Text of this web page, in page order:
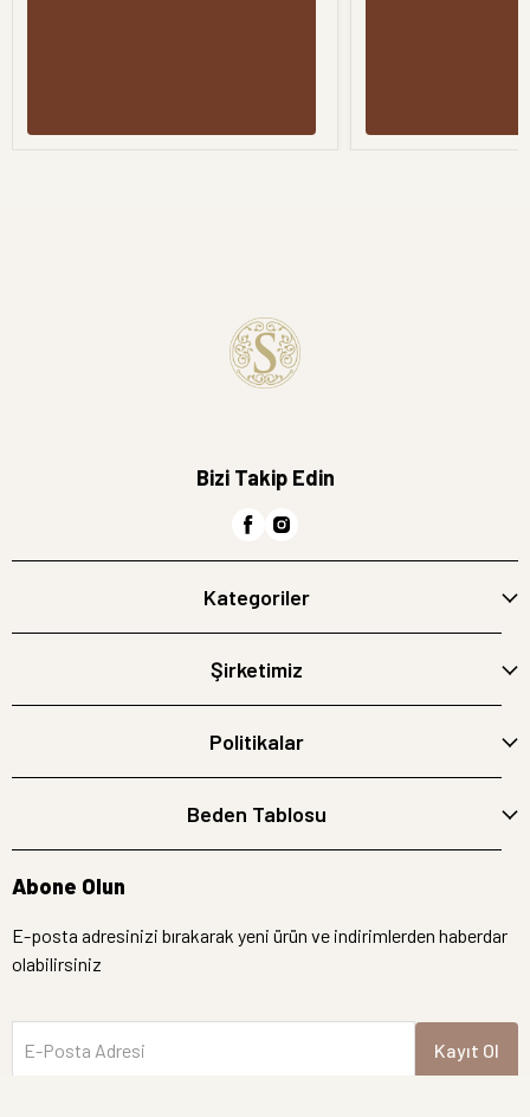
Bizi Takip Edin
Kategoriler
Şirketimiz
Politikalar
Beden Tablosu
Abone Olun
E-posta adresinizi bırakarak yeni ürün ve indirimlerden haberdar
olabilirsiniz
E-Posta Adresi Kayıt Ol